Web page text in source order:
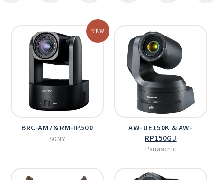
BRC-AM7＆RM-IP500
SONY
AW-UE150K & AW-
RP150GJ
Panasonic